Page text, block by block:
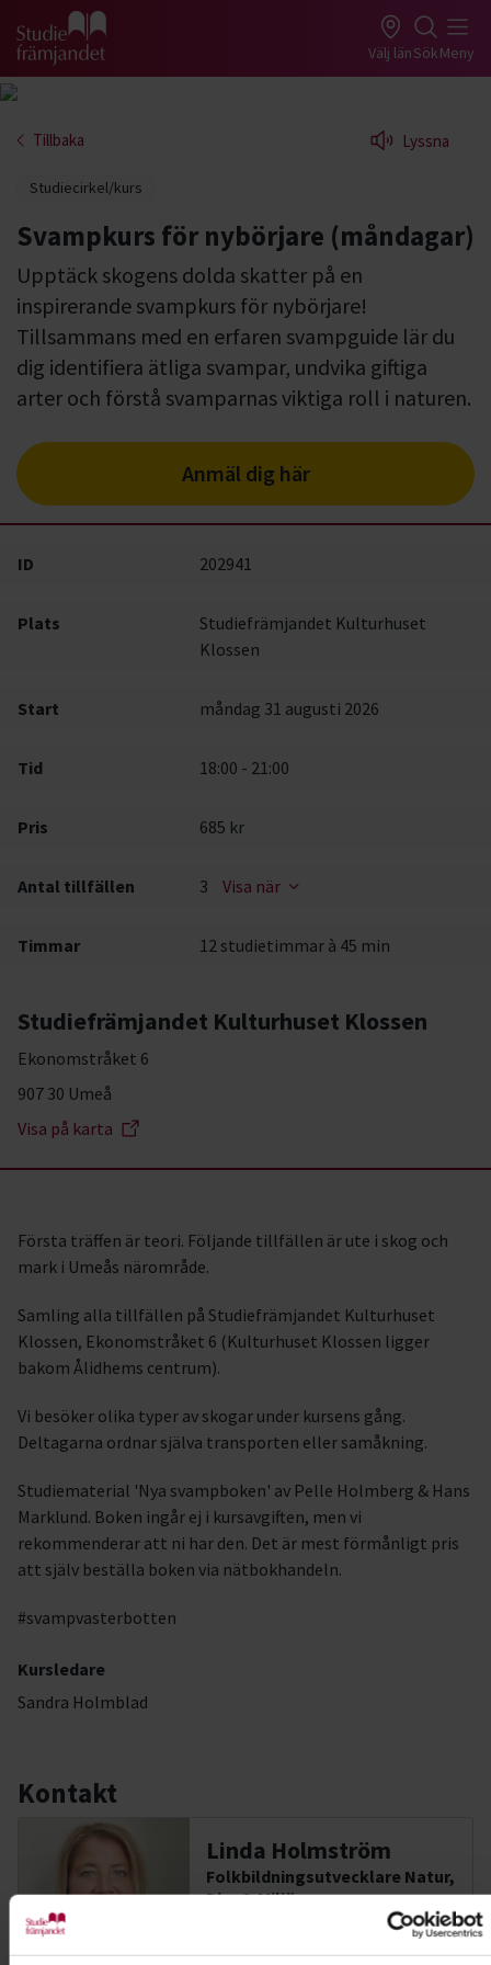
Gå till studiefrämjandets startsida Välj länSökMeny
Tillbaka Lyssna
Studiecirkel/kurs
Svampkurs för nybörjare (måndagar)
Upptäck skogens dolda skatter på en
inspirerande svampkurs för nybörjare!
Tillsammans med en erfaren svampguide lär du
dig identifiera ätliga svampar, undvika giftiga
arter och förstå svamparnas viktiga roll i naturen.
Anmäl dig här
ID 202941
Plats
Studiefrämjandet Kulturhuset
Klossen
Start måndag 31 augusti 2026
Tid 18:00 - 21:00
Pris 685 kr
Antal tillfällen 3 Visa när
Timmar 12 studietimmar à 45 min
Studiefrämjandet Kulturhuset Klossen
Ekonomstråket 6
907 30 Umeå
Visa på karta
Första träffen är teori. Följande tillfällen är ute i skog och
mark i Umeås närområde.
Samling alla tillfällen på Studiefrämjandet Kulturhuset
Klossen, Ekonomstråket 6 (Kulturhuset Klossen ligger
bakom Ålidhems centrum).
Vi besöker olika typer av skogar under kursens gång.
Deltagarna ordnar själva transporten eller samåkning.
Studiematerial 'Nya svampboken' av Pelle Holmberg & Hans
Marklund. Boken ingår ej i kursavgiften, men vi
rekommenderar att ni har den. Det är mest förmånligt pris
att själv beställa boken via nätbokhandeln.
#svampvasterbotten
Kursledare
Sandra Holmblad
Kontakt
Linda Holmström
Folkbildningsutvecklare Natur,
Djur & Miljö
090-70 68 10